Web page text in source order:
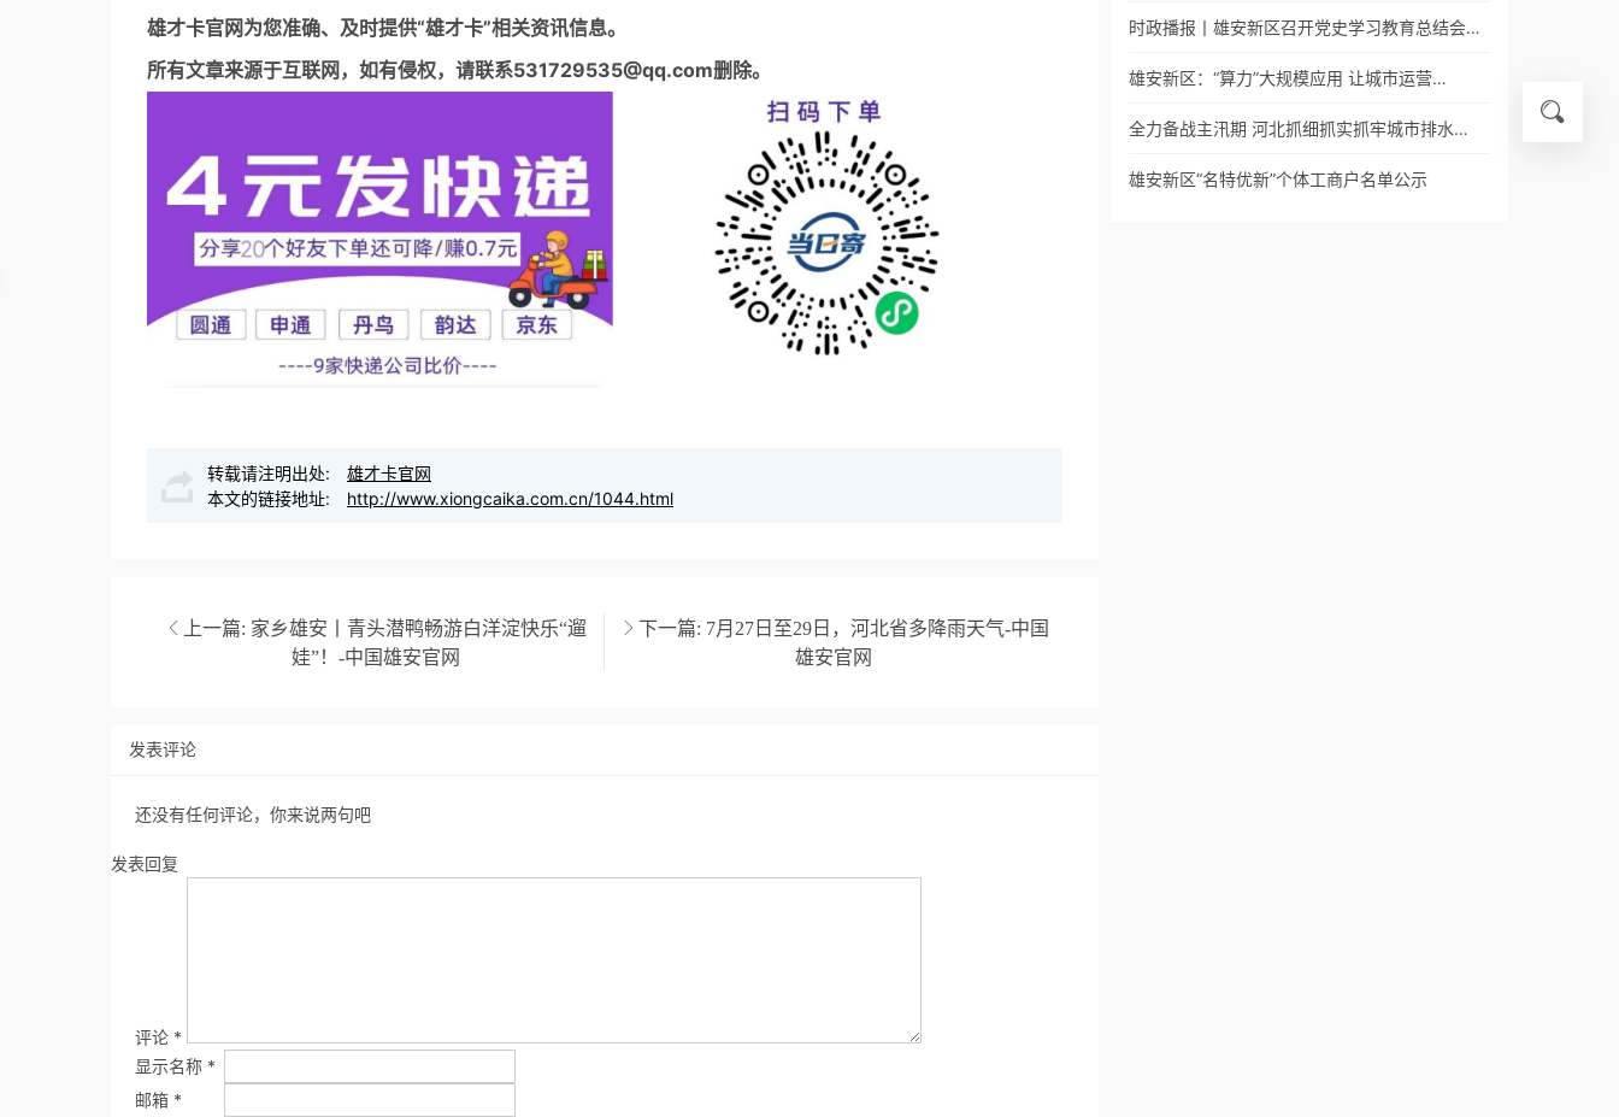
雄才卡官网为您准确、及时提供“雄才卡”相关资讯信息。
所有文章来源于互联网，如有侵权，请联系531729535@qq.com删除。
转载请注明出处:
雄才卡官网
本文的链接地址:
http://www.xiongcaika.com.cn/1044.html
上一篇: 家乡雄安丨青头潜鸭畅游白洋淀快乐“遛
娃”！-中国雄安官网
下一篇: 7月27日至29日，河北省多降雨天气-中国
雄安官网
发表评论
还没有任何评论，你来说两句吧
发表回复
评论 *
显示名称 *
邮箱 *
时政播报丨雄安新区召开党史学习教育总结会…
雄安新区：“算力”大规模应用 让城市运营…
全力备战主汛期 河北抓细抓实抓牢城市排水…
雄安新区“名特优新”个体工商户名单公示